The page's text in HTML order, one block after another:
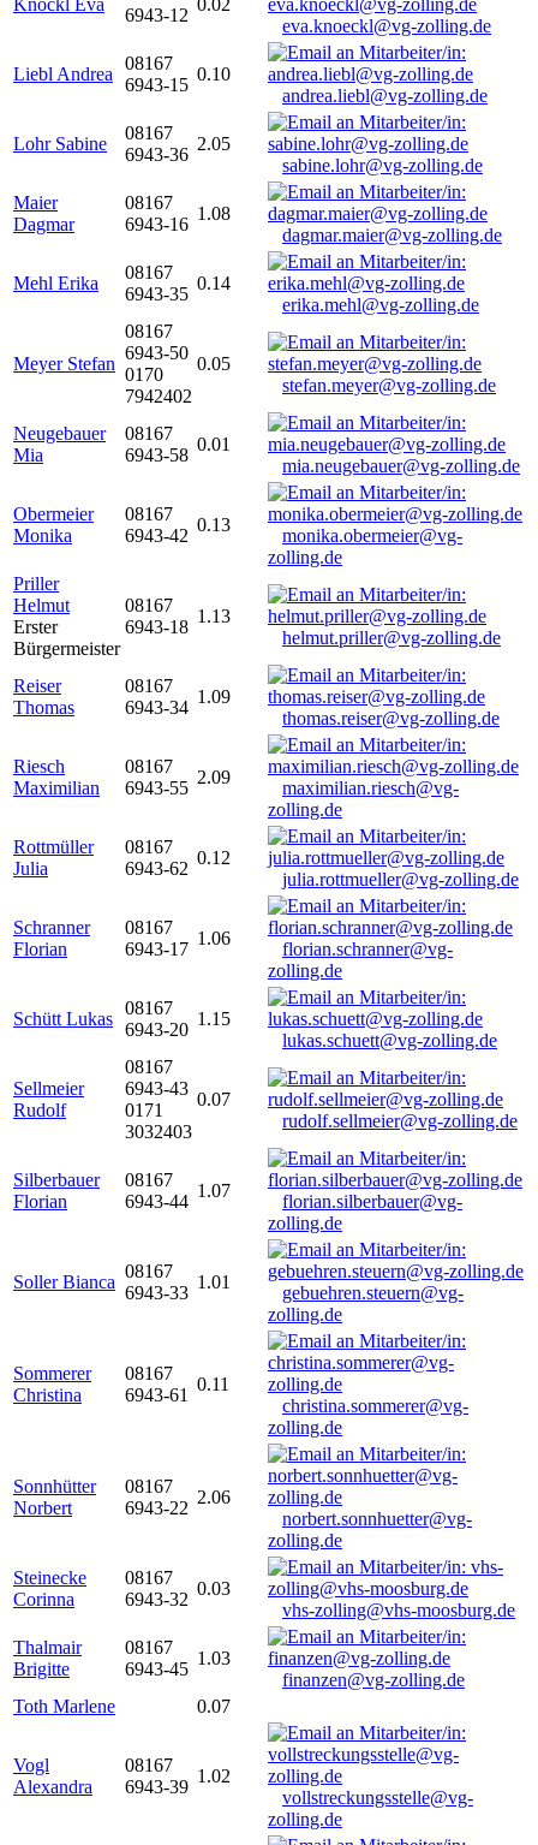
Knöckl Eva
6943-12
0.02
eva.knoeckl@vg-zolling.de
Liebl Andrea
08167
6943-15
0.10
andrea.liebl@vg-zolling.de
Lohr Sabine
08167
6943-36
2.05
sabine.lohr@vg-zolling.de
Maier
Dagmar
08167
6943-16
1.08
dagmar.maier@vg-zolling.de
Mehl Erika
08167
6943-35
0.14
erika.mehl@vg-zolling.de
Meyer Stefan
08167
6943-50
0170
7942402
0.05
stefan.meyer@vg-zolling.de
Neugebauer
Mia
08167
6943-58
0.01
mia.neugebauer@vg-zolling.de
Obermeier
Monika
08167
6943-42
0.13
monika.obermeier@vg-
zolling.de
Priller
Helmut
Erster
Bürgermeister
08167
6943-18
1.13
helmut.priller@vg-zolling.de
Reiser
Thomas
08167
6943-34
1.09
thomas.reiser@vg-zolling.de
Riesch
Maximilian
08167
6943-55
2.09
maximilian.riesch@vg-
zolling.de
Rottmüller
Julia
08167
6943-62
0.12
julia.rottmueller@vg-zolling.de
Schranner
Florian
08167
6943-17
1.06
florian.schranner@vg-
zolling.de
Schütt Lukas
08167
6943-20
1.15
lukas.schuett@vg-zolling.de
Sellmeier
Rudolf
08167
6943-43
0171
3032403
0.07
rudolf.sellmeier@vg-zolling.de
Silberbauer
Florian
08167
6943-44
1.07
florian.silberbauer@vg-
zolling.de
Soller Bianca
08167
6943-33
1.01
gebuehren.steuern@vg-
zolling.de
Sommerer
Christina
08167
6943-61
0.11
christina.sommerer@vg-
zolling.de
Sonnhütter
Norbert
08167
6943-22
2.06
norbert.sonnhuetter@vg-
zolling.de
Steinecke
Corinna
08167
6943-32
0.03
vhs-zolling@vhs-moosburg.de
Thalmair
Brigitte
08167
6943-45
1.03
finanzen@vg-zolling.de
Toth Marlene
0.07
Vogl
Alexandra
08167
6943-39
1.02
vollstreckungsstelle@vg-
zolling.de